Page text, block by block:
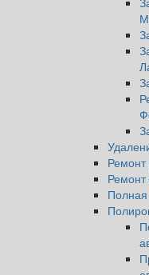
Ремонт
Полная